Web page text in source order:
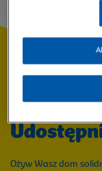
Ożyw Wasz dom